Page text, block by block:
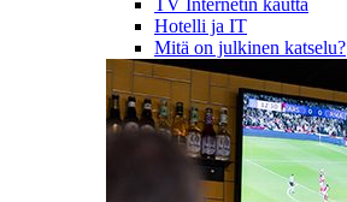
TV Internetin kautta
Hotelli ja IT
Mitä on julkinen katselu?